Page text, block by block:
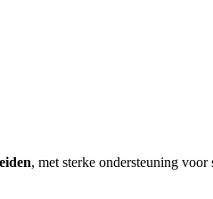
, met sterke ondersteuning